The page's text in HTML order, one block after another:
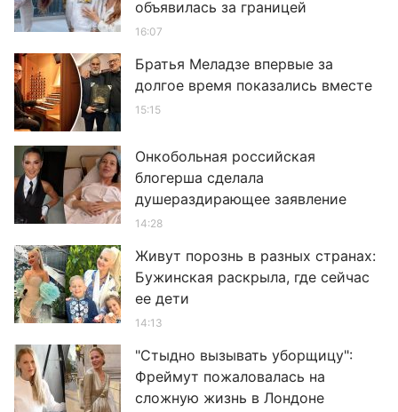
объявилась за границей
16:07
Братья Меладзе впервые за
долгое время показались вместе
15:15
Онкобольная российская
блогерша сделала
душераздирающее заявление
14:28
Живут порознь в разных странах:
Бужинская раскрыла, где сейчас
ее дети
14:13
"Стыдно вызывать уборщицу":
Фреймут пожаловалась на
сложную жизнь в Лондоне